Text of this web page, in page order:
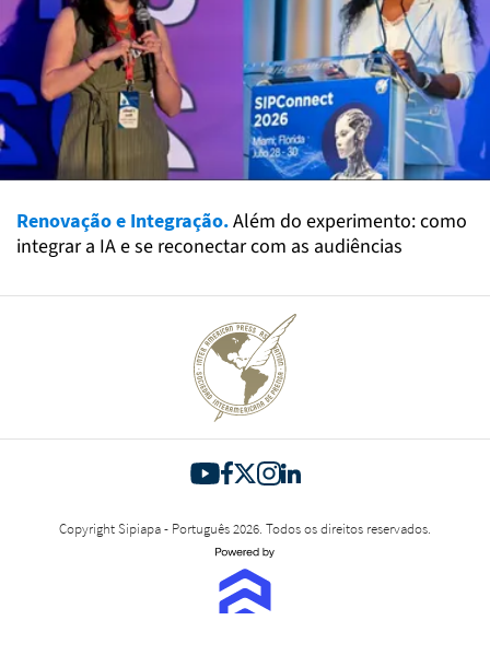
Renovação e Integração.Além do experimento: como
integrar a IA e se reconectar com as audiências
Copyright Sipiapa - Português 2026. Todos os direitos reservados.